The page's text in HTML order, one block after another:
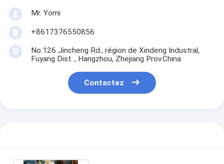
Mr. Yomi
+8617376550856
No.126 Jincheng Rd., région de Xindeng Industral,
Fuyang Dist. , Hangzhou, Zhejiang Prov.China
Contactez